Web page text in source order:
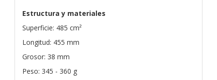
Estructura y materiales
Superficie: 485 cm²
Longitud: 455 mm
Grosor: 38 mm
Peso: 345 - 360 g